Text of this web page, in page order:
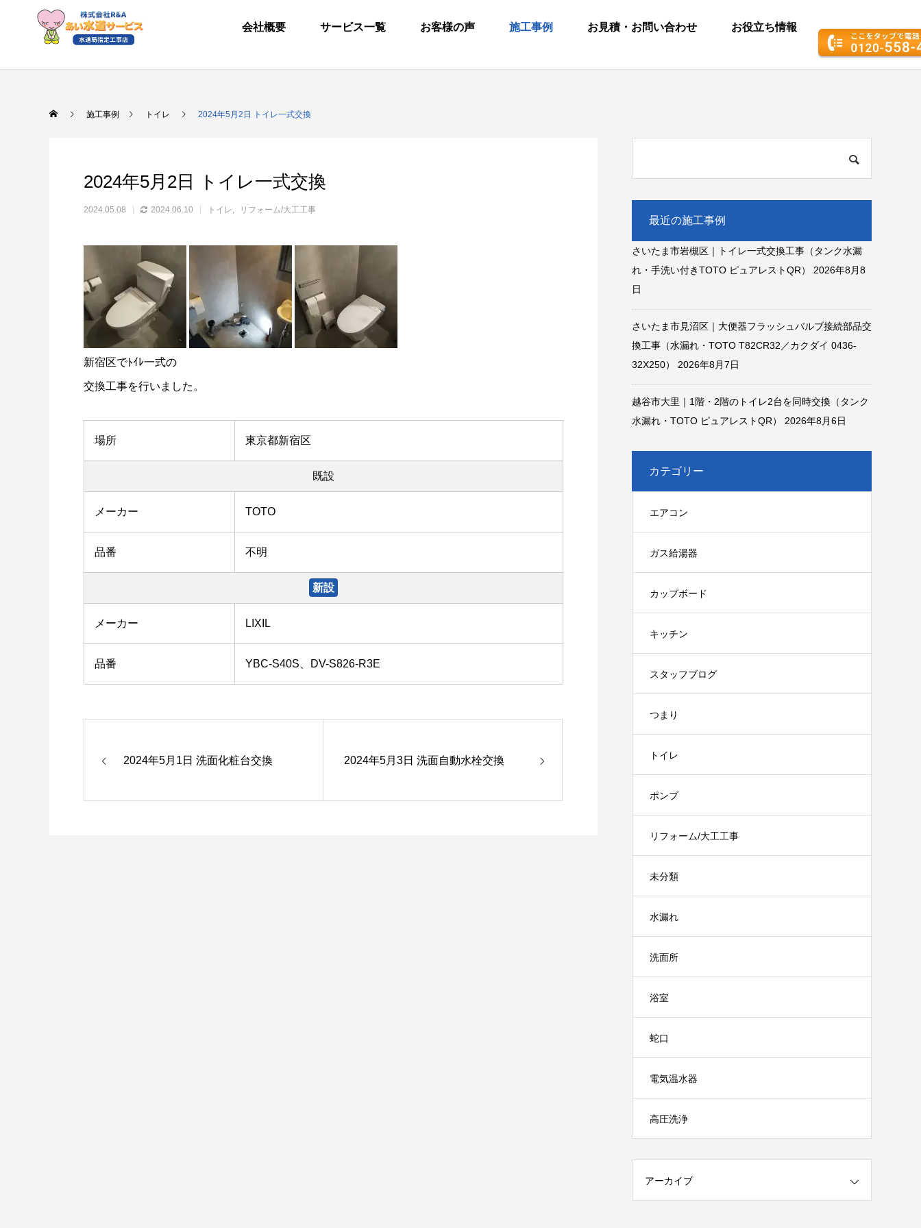
会社概要 サービス一覧 お客様の声 施工事例 お見積・お問い合わせ お役立ち情報
施工事例 トイレ 2024年5月2日 トイレ一式交換
2024年5月2日 トイレ一式交換
2024.05.08 2024.06.10 トイレ リフォーム/大工工事
新宿区でﾄｲﾚ一式の
交換工事を行いました。
場所 東京都新宿区
既設
メーカー TOTO
品番 不明
新設
メーカー LIXIL
品番 YBC-S40S、DV-S826-R3E
2024年5月1日 洗面化粧台交換 2024年5月3日 洗面自動水栓交換
最近の施工事例
さいたま市岩槻区｜トイレ一式交換工事（タンク水漏
れ・手洗い付きTOTO ピュアレストQR）
2026年8月8
日
さいたま市見沼区｜大便器フラッシュバルブ接続部品交
換工事（水漏れ・TOTO T82CR32／カクダイ 0436-
32X250）
2026年8月7日
越谷市大里｜1階・2階のトイレ2台を同時交換（タンク
水漏れ・TOTO ピュアレストQR）
2026年8月6日
カテゴリー
エアコン
ガス給湯器
カップボード
キッチン
スタッフブログ
つまり
トイレ
ポンプ
リフォーム/大工工事
未分類
水漏れ
洗面所
浴室
蛇口
電気温水器
高圧洗浄
アーカイブ